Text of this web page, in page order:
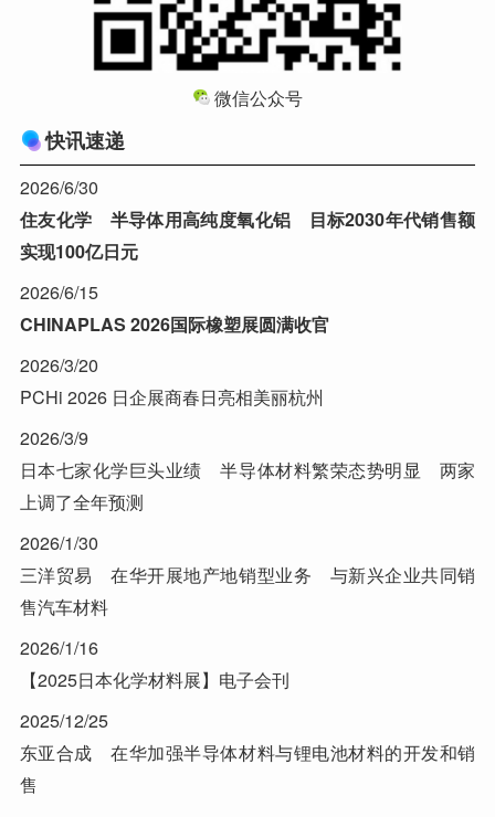
微信公众号
快讯速递
2026/6/30
住友化学 半导体用高纯度氧化铝 目标2030年代销售额
实现100亿日元
2026/6/15
CHINAPLAS 2026国际橡塑展圆满收官
2026/3/20
PCHi 2026 日企展商春日亮相美丽杭州
2026/3/9
日本七家化学巨头业绩 半导体材料繁荣态势明显 两家
上调了全年预测
2026/1/30
三洋贸易 在华开展地产地销型业务 与新兴企业共同销
售汽车材料
2026/1/16
【2025日本化学材料展】电子会刊
2025/12/25
东亚合成 在华加强半导体材料与锂电池材料的开发和销
售